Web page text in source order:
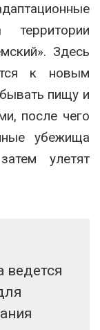
Здесь
к новым
пищу и
после чего
убежища
улетят
ведется